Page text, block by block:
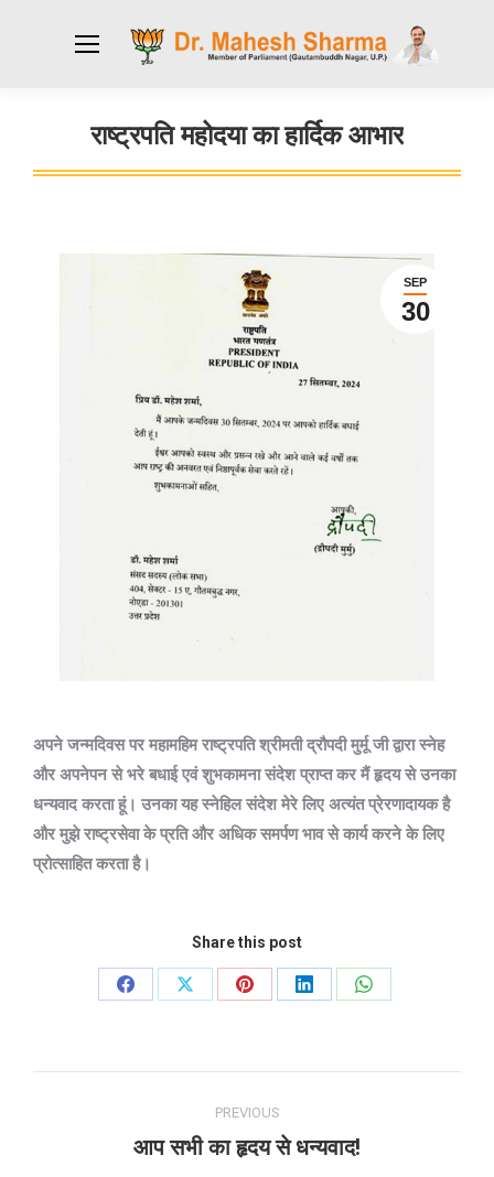
राष्ट्रपति महोदया का हार्दिक आभार
You are here:
SEP
30
अपने जन्मदिवस पर महामहिम राष्ट्रपति श्रीमती द्रौपदी मुर्मू जी द्वारा स्नेह
और अपनेपन से भरे बधाई एवं शुभकामना संदेश प्राप्त कर मैं हृदय से उनका
धन्यवाद करता हूं। उनका यह स्नेहिल संदेश मेरे लिए अत्यंत प्रेरणादायक है
और मुझे राष्ट्रसेवा के प्रति और अधिक समर्पण भाव से कार्य करने के लिए
प्रोत्साहित करता है।
Share this post
Share
Share
Share
Share
Share
navigation
PREVIOUS
Previous
आप सभी का हृदय से धन्यवाद!